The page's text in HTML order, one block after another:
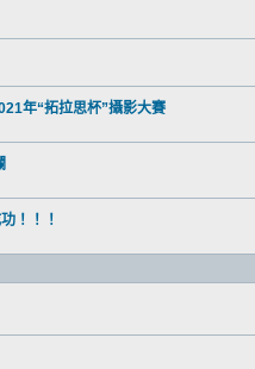
年“拓拉思杯”攝影大賽
！！！